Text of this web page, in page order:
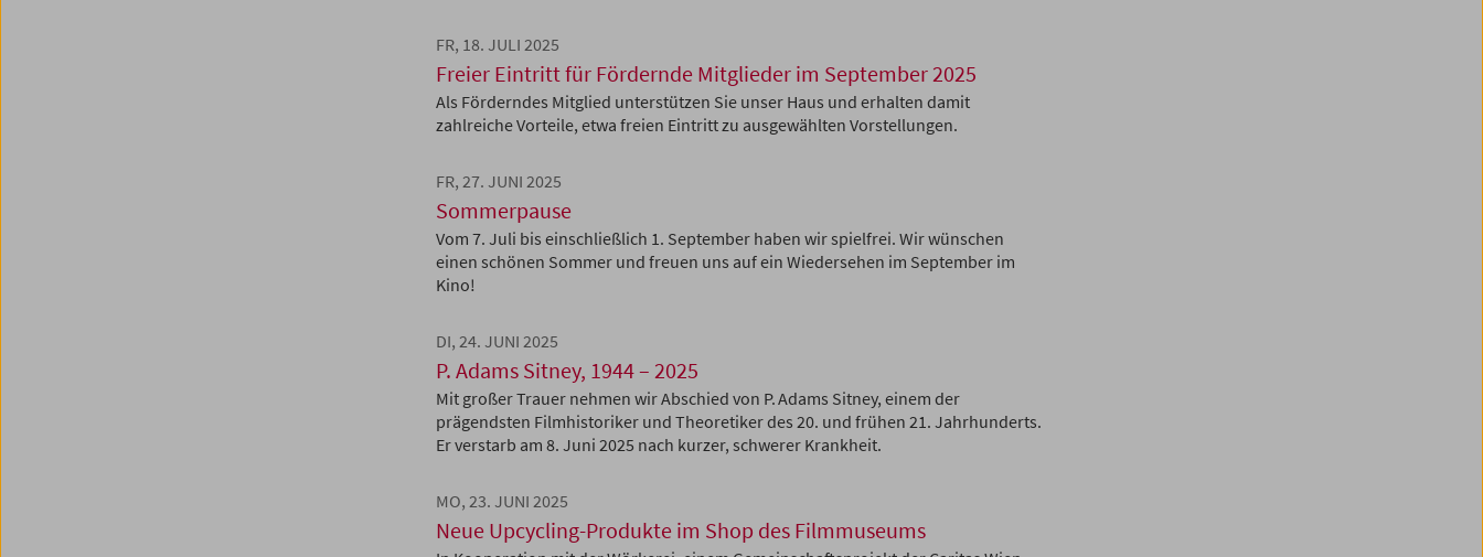
FR, 18. JULI 2025
Freier Eintritt für Fördernde Mitglieder im September 2025
Als Förderndes Mitglied unterstützen Sie unser Haus und erhalten damit
zahlreiche Vorteile, etwa freien Eintritt zu ausgewählten Vorstellungen.
FR, 27. JUNI 2025
Sommerpause
Vom 7. Juli bis einschließlich 1. September haben wir spielfrei. Wir wünschen
einen schönen Sommer und freuen uns auf ein Wiedersehen im September im
Kino!
DI, 24. JUNI 2025
P. Adams Sitney, 1944 – 2025
Mit großer Trauer nehmen wir Abschied von P. Adams Sitney, einem der
prägendsten Filmhistoriker und Theoretiker des 20. und frühen 21. Jahrhunderts.
Er verstarb am 8. Juni 2025 nach kurzer, schwerer Krankheit.
MO, 23. JUNI 2025
Neue Upcycling-Produkte im Shop des Filmmuseums